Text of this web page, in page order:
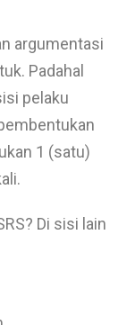
argumentasi
Padahal
pelaku
1 (satu)
Di sisi lain